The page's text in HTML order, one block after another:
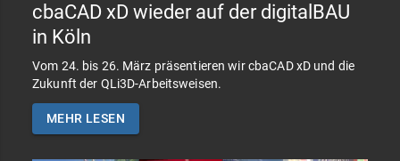
cbaCAD xD wieder auf der digitalBAU
in Köln
Vom 24. bis 26. März präsentieren wir cbaCAD xD und die
Zukunft der QLi3D-Arbeitsweisen.
MEHR LESEN